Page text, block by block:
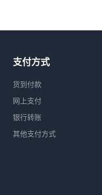
支付方式
货到付款
网上支付
银行转账
其他支付方式